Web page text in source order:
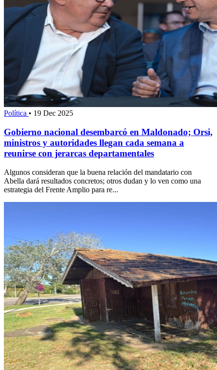
Política • 19 Dec 2025
Gobierno nacional desembarcó en Maldonado; Orsi,
ministros y autoridades llegan cada semana a
reunirse con jerarcas departamentales
Algunos consideran que la buena relación del mandatario con
Abella dará resultados concretos; otros dudan y lo ven como una
estrategia del Frente Amplio para re...